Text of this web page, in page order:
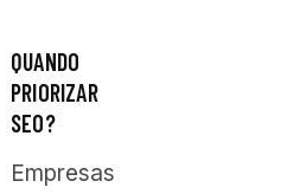
QUANDO
PRIORIZAR
SEO?
Empresas